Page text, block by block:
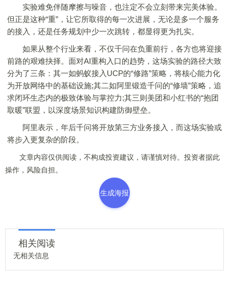
实验难免伴随摩擦与噪音，也注定不会立刻带来完美体验。
但正是这种“重”，让它所取得的每一次进展，无论是多一个服务
的接入，还是任务规划中少一次跳转，都显得更为扎实。
如果从整个行业来看，不仅千问在负重前行，各方也将迎接
前路的艰难抉择。面对AI重构入口的趋势，这场实验的路径大致
分为了三条：其一如蚂蚁接入UCP的“修路”策略，将核心能力化
为开放网络中的基础设施;其二如阿里锻造千问的“修墙”策略，追
求闭环生态内的极致体验与掌控力;其三则美团和小红书的“抱团
取暖”联盟，以深度场景知识构建防御壁垒。
阿里表示，年后千问将开放第三方业务接入，而这场实验或
将步入更复杂的阶段。
文章内容仅供阅读，不构成投资建议，请谨慎对待。投资者据此
操作，风险自担。
生成海报
相关阅读
无相关信息